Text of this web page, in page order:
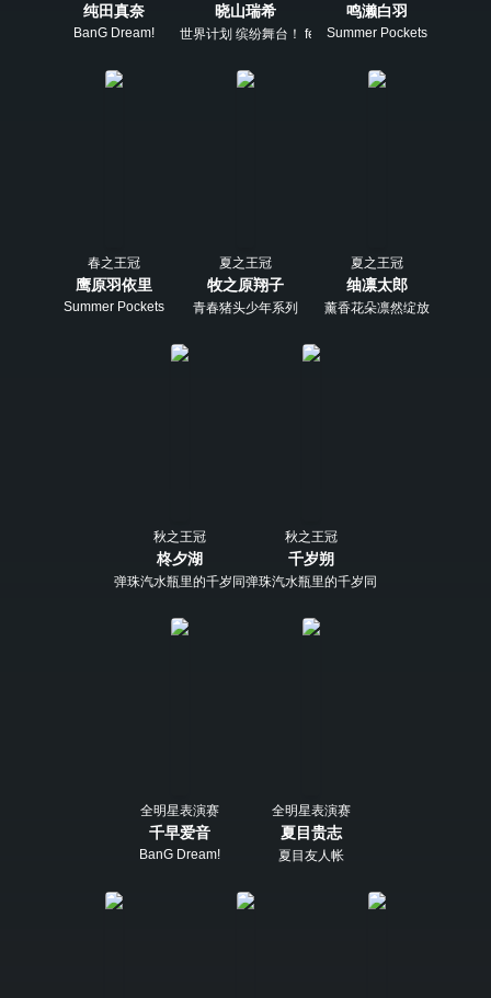
纯田真奈
BanG Dream!
晓山瑞希
世界计划 缤纷舞台！ feat. 初音未来
鸣濑白羽
Summer Pockets
春之王冠
鹰原羽依里
Summer Pockets
夏之王冠
牧之原翔子
青春猪头少年系列
夏之王冠
䌷凛太郎
薰香花朵凛然绽放
秋之王冠
柊夕湖
弹珠汽水瓶里的千岁同学
秋之王冠
千岁朔
弹珠汽水瓶里的千岁同学
全明星表演赛
千早爱音
BanG Dream!
全明星表演赛
夏目贵志
夏目友人帐